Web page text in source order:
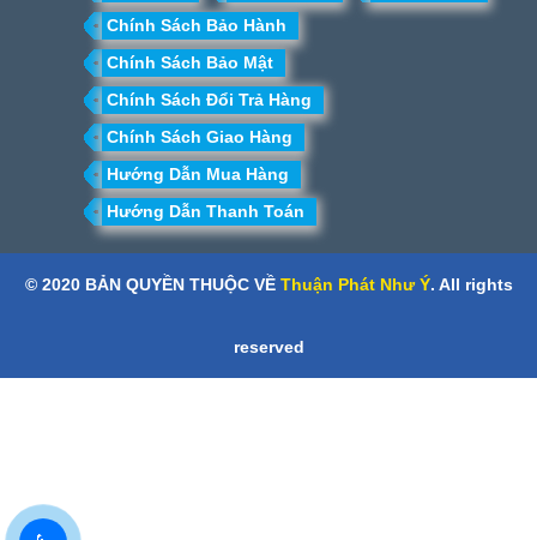
Chính Sách Bảo Hành
Chính Sách Bảo Mật
Chính Sách Đổi Trả Hàng
Chính Sách Giao Hàng
Hướng Dẫn Mua Hàng
Hướng Dẫn Thanh Toán
© 2020 BẢN QUYỀN THUỘC VỀ Thuận Phát Như Ý. All rights
reserved